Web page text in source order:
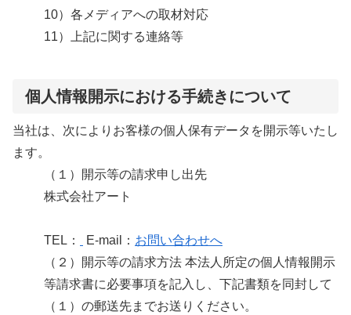
10）各メディアへの取材対応
11）上記に関する連絡等
個人情報開示における手続きについて
当社は、次によりお客様の個人保有データを開示等いたし
ます。
（１）開示等の請求申し出先
株式会社アート
TEL： E-mail： お問い合わせへ
（２）開示等の請求方法 本法人所定の個人情報開示
等請求書に必要事項を記入し、下記書類を同封して
（１）の郵送先までお送りください。